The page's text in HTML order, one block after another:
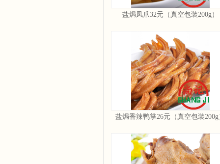
盐焗凤爪32元（真空包装200g）
盐焗香辣鸭掌26元（真空包装200g